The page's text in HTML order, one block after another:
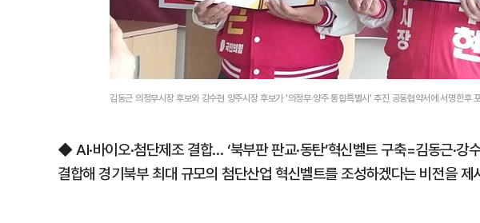
김동근 의정부시장 후보와 강수현 양주시장 후보가 '의정부·양주 통합특별시' 추진 공동협약서에 서명한
◆ AI·바이오·첨단제조 결합… ‘북부판 판교·동탄’혁신벨트 구축=김동근·
결합해 경기북부 최대 규모의 첨단산업 혁신벨트를 조성하겠다는 비전을 제